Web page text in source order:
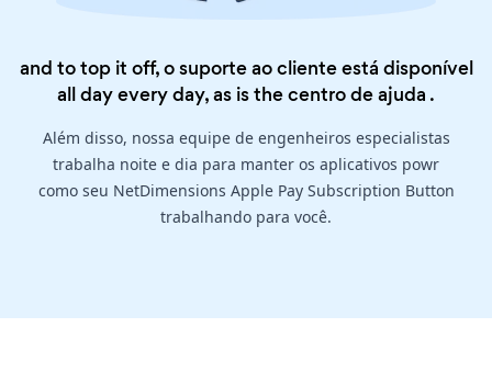
and to top it off, o suporte ao cliente está disponível
all day every day, as is thecentro de ajuda .
Além disso, nossa equipe de engenheiros especialistas
trabalha noite e dia para manter os aplicativos powr
como seu NetDimensions Apple Pay Subscription Button
trabalhando para você.